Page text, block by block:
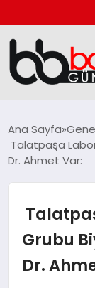
GÜNCEL
SAĞLIK
Ana Sayfa
Talatpaşa
Dr. Ahmet Var:
Grubu
Dr.